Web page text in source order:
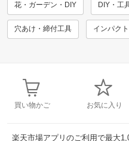
花・ガーデン・DIY DIY・工
穴あけ・締付工具 インパク
買い物かご お気に入り
楽天市場アプリのご利用で最大